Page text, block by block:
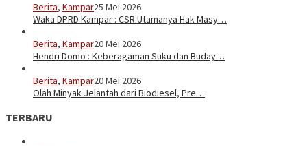
Berita, Kampar25 Mei 2026
Waka DPRD Kampar : CSR Utamanya Hak Masy…
Berita, Kampar20 Mei 2026
Hendri Domo : Keberagaman Suku dan Buday…
Berita, Kampar20 Mei 2026
Olah Minyak Jelantah dari Biodiesel, Pre…
TERBARU